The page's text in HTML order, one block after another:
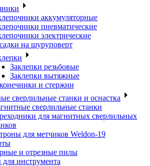
аккумуляторные
пневматические
электрические
на шуруповерт
Заклепки резьбовые
Заклепки вытяжные
и стержни
сверлильные станки и оснастка
сверлильные станки
для магнитных сверлильных
для метчиков Weldon-19
и отрезные пилы
для инструмента